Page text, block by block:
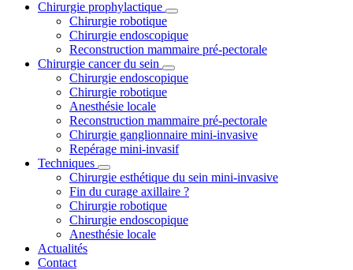
Chirurgie prophylactique
Chirurgie robotique
Chirurgie endoscopique
Reconstruction mammaire pré-pectorale
Chirurgie cancer du sein
Chirurgie endoscopique
Chirurgie robotique
Anesthésie locale
Reconstruction mammaire pré-pectorale
Chirurgie ganglionnaire mini-invasive
Repérage mini-invasif
Techniques
Chirurgie esthétique du sein mini-invasive
Fin du curage axillaire ?
Chirurgie robotique
Chirurgie endoscopique
Anesthésie locale
Actualités
Contact